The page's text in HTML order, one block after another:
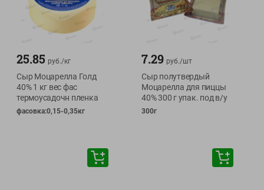
25.85 руб./кг
Сыр Моцарелла Голд
40% 1 кг вес фас
термоусадочн пленка
фасовка:0,15-0,35кг
7.29 руб./шт
Сыр полутвердый
Моцарелла для пиццы
40% 300 г упак. под в/у
300г